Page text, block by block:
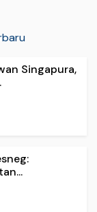
Singapura,